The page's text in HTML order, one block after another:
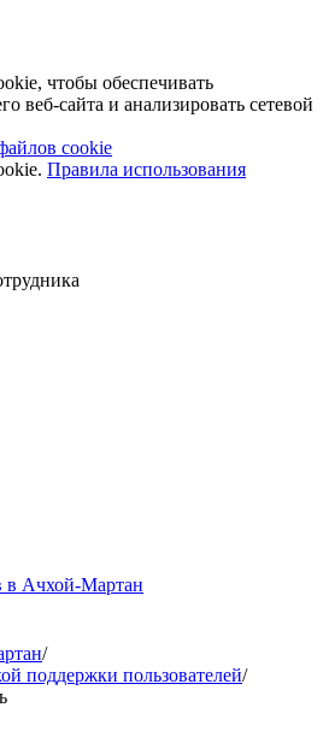
чтобы обеспечивать
веб-сайта и анализировать сетевой
cookie
Правила использования
в Ачхой-Мартан
/
поддержки пользователей/